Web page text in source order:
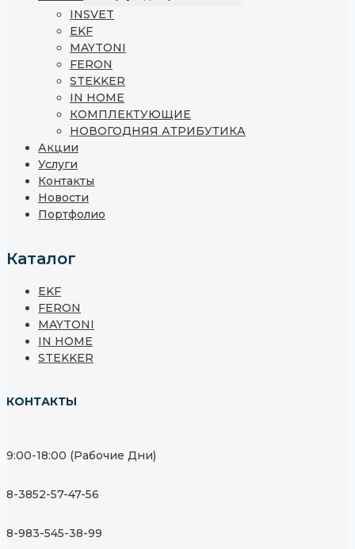
INSVET
EKF
MAYTONI
FERON
STEKKER
IN HOME
КОМПЛЕКТУЮЩИЕ
НОВОГОДНЯЯ АТРИБУТИКА
Акции
Услуги
Контакты
Новости
Портфолио
Каталог
EKF
FERON
MAYTONI
IN HOME
STEKKER
КОНТАКТЫ
9:00-18:00 (Рабочие Дни)
8-3852-57-47-56
8-983-545-38-99